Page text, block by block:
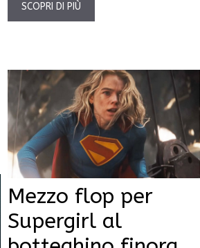
SCOPRI DI PIÙ
Mezzo flop per
Supergirl al